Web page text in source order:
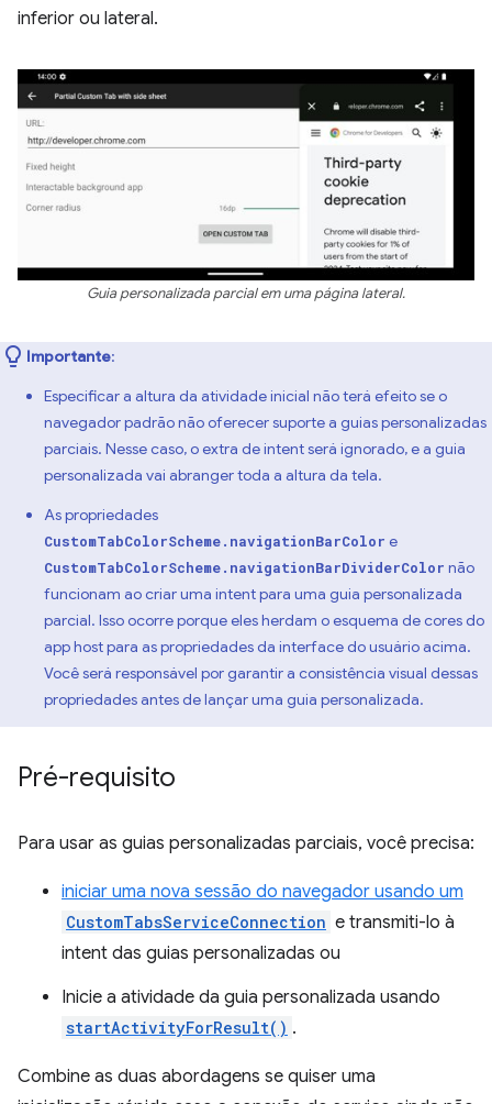
inferior ou lateral.
Guia personalizada parcial em uma página lateral.
Importante:
Especificar a altura da atividade inicial não terá efeito se o
navegador padrão não oferecer suporte a guias personalizadas
parciais. Nesse caso, o extra de intent será ignorado, e a guia
personalizada vai abranger toda a altura da tela.
As propriedades
CustomTabColorScheme.navigationBarColor e
CustomTabColorScheme.navigationBarDividerColor não
funcionam ao criar uma intent para uma guia personalizada
parcial. Isso ocorre porque eles herdam o esquema de cores do
app host para as propriedades da interface do usuário acima.
Você será responsável por garantir a consistência visual dessas
propriedades antes de lançar uma guia personalizada.
Pré-requisito
Para usar as guias personalizadas parciais, você precisa:
iniciar uma nova sessão do navegador usando um
CustomTabsServiceConnection e transmiti-lo à
intent das guias personalizadas ou
Inicie a atividade da guia personalizada usando
startActivityForResult() .
Combine as duas abordagens se quiser uma